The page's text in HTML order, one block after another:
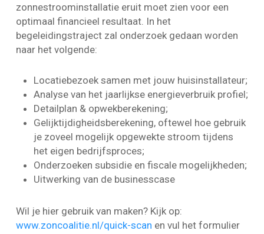
zonnestroominstallatie eruit moet zien voor een
optimaal financieel resultaat. In het
begeleidingstraject zal onderzoek gedaan worden
naar het volgende:
Locatiebezoek samen met jouw huisinstallateur;
Analyse van het jaarlijkse energieverbruik profiel;
Detailplan & opwekberekening;
Gelijktijdigheidsberekening, oftewel hoe gebruik
je zoveel mogelijk opgewekte stroom tijdens
het eigen bedrijfsproces;
Onderzoeken subsidie en fiscale mogelijkheden;
Uitwerking van de businesscase
Wil je hier gebruik van maken? Kijk op:
www.zoncoalitie.nl/quick-scan en vul het formulier